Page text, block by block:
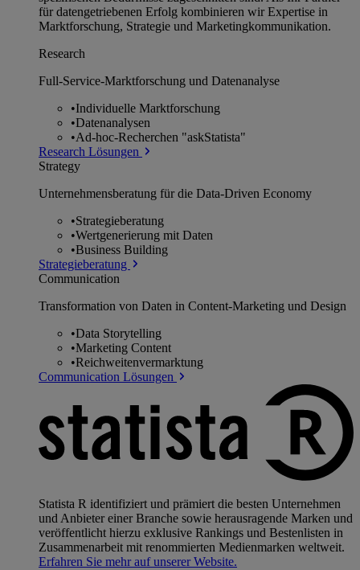
für datengetriebenen Erfolg kombinieren wir Expertise in
Marktforschung, Strategie und Marketingkommunikation.
Research
Full-Service-Marktforschung und Datenanalyse
•Individuelle Marktforschung
•Datenanalysen
•Ad-hoc-Recherchen "askStatista"
Research Lösungen
Strategy
Unternehmens­beratung für die Data-Driven Economy
•Strategieberatung
•Wertgenerierung mit Daten
•Business Building
Strategieberatung
Communication
Transformation von Daten in Content-Marketing und Design
•Data Storytelling
•Marketing Content
•Reichweitenvermarktung
Communication Lösungen
Statista R identifiziert und prämiert die besten Unternehmen
und Anbieter einer Branche sowie herausragende Marken und
veröffentlicht hierzu exklusive Rankings und Bestenlisten in
Zusammenarbeit mit renommierten Medienmarken weltweit.
Erfahren Sie mehr auf unserer Website.